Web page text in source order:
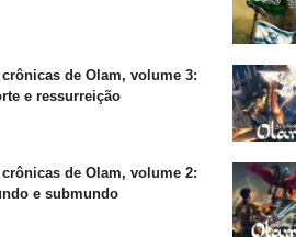
de Olam, volume 3:
e ressurreição
de Olam, volume 2:
e submundo